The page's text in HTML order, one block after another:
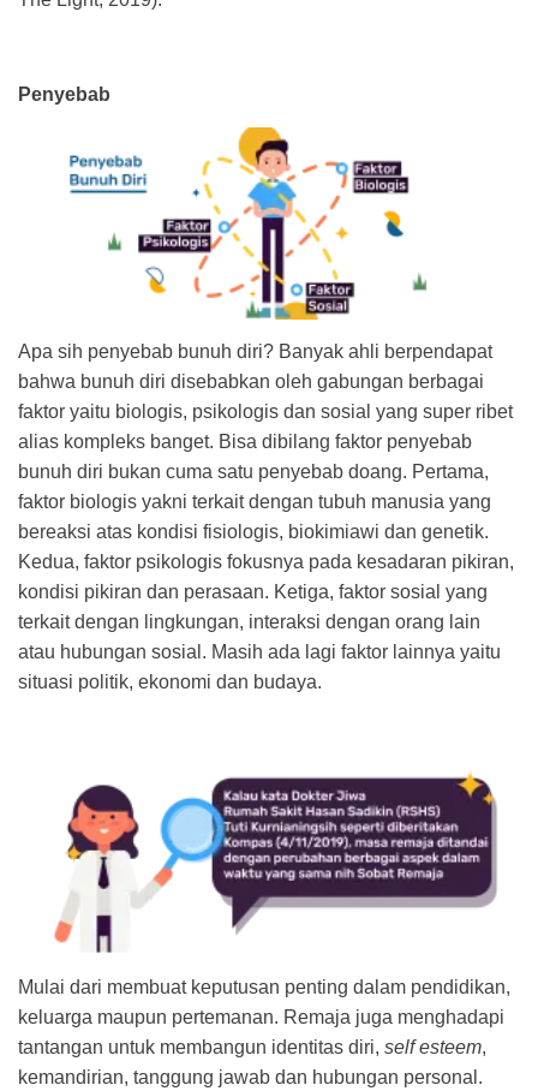
Penyebab
Apa sih penyebab bunuh diri? Banyak ahli berpendapat
bahwa bunuh diri disebabkan oleh gabungan berbagai
faktor yaitu biologis, psikologis dan sosial yang super ribet
alias kompleks banget. Bisa dibilang faktor penyebab
bunuh diri bukan cuma satu penyebab doang. Pertama,
faktor biologis yakni terkait dengan tubuh manusia yang
bereaksi atas kondisi fisiologis, biokimiawi dan genetik.
Kedua, faktor psikologis fokusnya pada kesadaran pikiran,
kondisi pikiran dan perasaan. Ketiga, faktor sosial yang
terkait dengan lingkungan, interaksi dengan orang lain
atau hubungan sosial. Masih ada lagi faktor lainnya yaitu
situasi politik, ekonomi dan budaya.
Mulai dari membuat keputusan penting dalam pendidikan,
keluarga maupun pertemanan. Remaja juga menghadapi
tantangan untuk membangun identitas diri, self esteem,
kemandirian, tanggung jawab dan hubungan personal.